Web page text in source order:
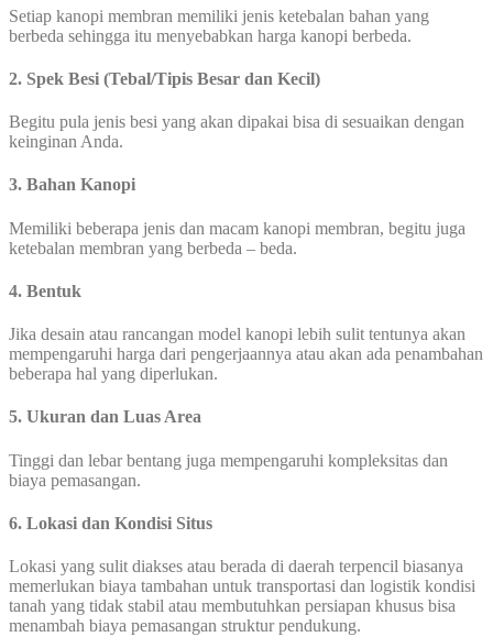
Setiap kanopi membran memiliki jenis ketebalan bahan yang
berbeda sehingga itu menyebabkan harga kanopi berbeda.
2. Spek Besi (Tebal/Tipis Besar dan Kecil)
Begitu pula jenis besi yang akan dipakai bisa di sesuaikan dengan
keinginan Anda.
3. Bahan Kanopi
Memiliki beberapa jenis dan macam kanopi membran, begitu juga
ketebalan membran yang berbeda – beda.
4. Bentuk
Jika desain atau rancangan model kanopi lebih sulit tentunya akan
mempengaruhi harga dari pengerjaannya atau akan ada penambahan
beberapa hal yang diperlukan.
5. Ukuran dan Luas Area
Tinggi dan lebar bentang juga mempengaruhi kompleksitas dan
biaya pemasangan.
6. Lokasi dan Kondisi Situs
Lokasi yang sulit diakses atau berada di daerah terpencil biasanya
memerlukan biaya tambahan untuk transportasi dan logistik kondisi
tanah yang tidak stabil atau membutuhkan persiapan khusus bisa
menambah biaya pemasangan struktur pendukung.